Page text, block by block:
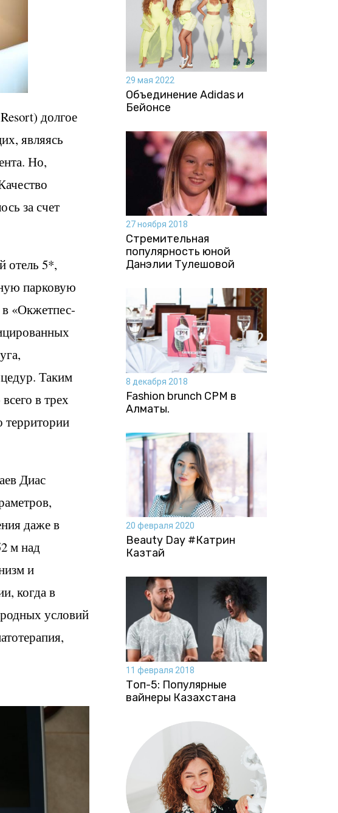
долгое
являясь
Но,
за счет
отель 5*,
парковую
в «Окжетпес-
Таким
в трех
территории
Диас
даже в
м над
и
когда в
условий
29 мая 2022
Объединение Adidas и
Бейонсе
27 ноября 2018
Стремительная
популярность юной
Данэлии Тулешовой
8 декабря 2018
Fashion brunch CPM в
Алматы.
20 февраля 2020
Beauty Day #Катрин
Казтай
11 февраля 2018
Топ-5: Популярные
вайнеры Казахстана